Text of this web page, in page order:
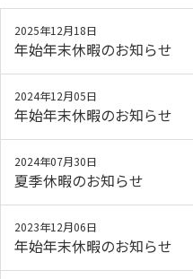
2025年12月18日
年始年末休暇のお知らせ
2024年12月05日
年始年末休暇のお知らせ
2024年07月30日
夏季休暇のお知らせ
2023年12月06日
年始年末休暇のお知らせ